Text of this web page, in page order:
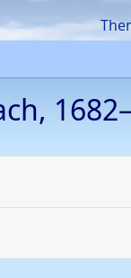
, 1682–